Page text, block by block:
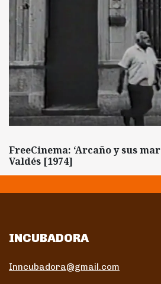
FreeCinema: ‘Arcaño y sus
Valdés [1974]
INCUBADORA
Inncubadora@gmail.com